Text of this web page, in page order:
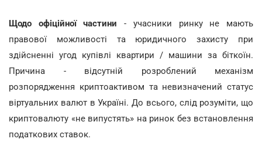
Щодо офіційної частини - учасники ринку не мають
правової можливості та юридичного захисту при
здійсненні угод купівлі квартири / машини за біткоїн.
Причина - відсутній розроблений механізм
розпорядження криптоактивом та невизначений статус
віртуальних валют в Україні. До всього, слід розуміти, що
криптовалюту «не випустять» на ринок без встановлення
податкових ставок.